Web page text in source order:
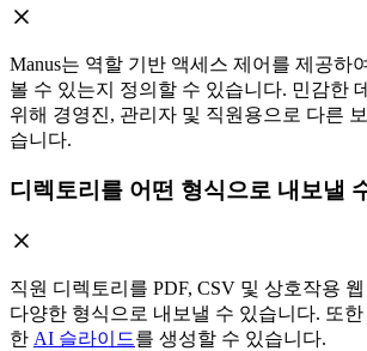
Manus는 역할 기반 액세스 제어를 제공하
볼 수 있는지 정의할 수 있습니다. 민감한
위해 경영진, 관리자 및 직원용으로 다른
습니다.
디렉토리를 어떤 형식으로 내보낼
직원 디렉토리를 PDF, CSV 및 상호작용
다양한 형식으로 내보낼 수 있습니다. 또
한 AI 슬라이드를 생성할 수 있습니다.